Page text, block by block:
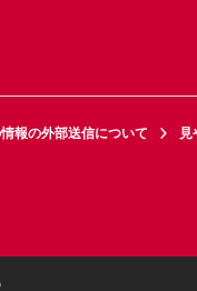
報の外部送信について
見